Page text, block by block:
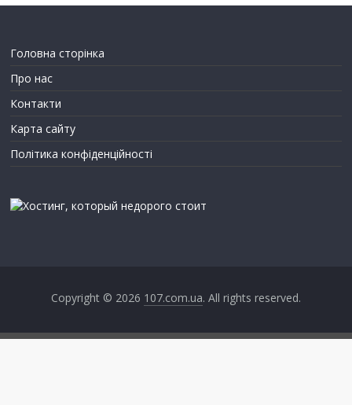
Головна сторінка
Про нас
Контакти
Карта сайту
Політика конфіденційності
Copyright © 2026 107.com.ua. All rights reserved.